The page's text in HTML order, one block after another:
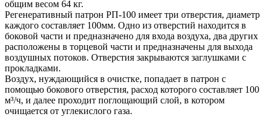
общим весом 64 кг.
Регенеративный патрон РП-100 имеет три отверстия, диаметр
каждого составляет 100мм. Одно из отверстий находится в
боковой части и предназначено для входа воздуха, два других
расположены в торцевой части и предназначены для выхода
воздушных потоков. Отверстия закрываются заглушками с
прокладками.
Воздух, нуждающийся в очистке, попадает в патрон с
помощью бокового отверстия, расход которого составляет 100
м³/ч, и далее проходит поглощающий слой, в котором
очищается от углекислого газа.